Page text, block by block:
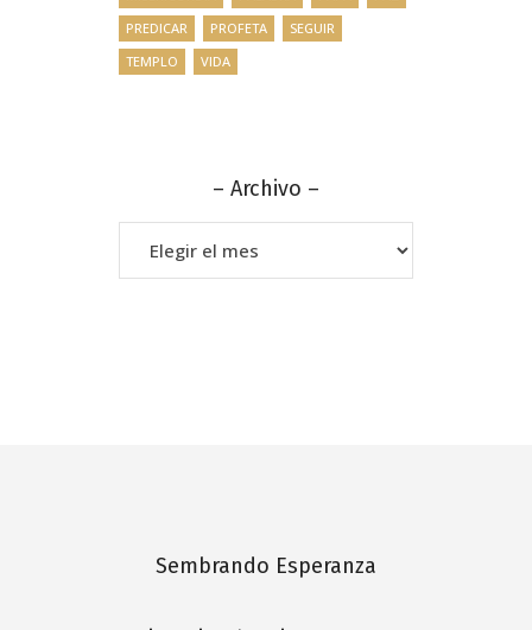
PREDICAR
PROFETA
SEGUIR
TEMPLO
VIDA
– Archivo –
–
Archivo
–
Sembrando Esperanza